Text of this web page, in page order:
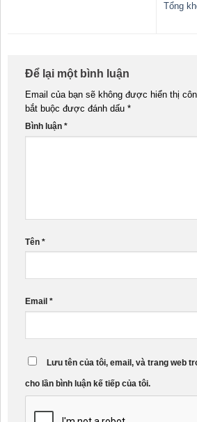
Tổng
Để lại một bình luận
Email của bạn sẽ không được hiển thị
bắt buộc được đánh dấu *
Bình luận *
Tên *
Email *
Lưu tên của tôi, email, và trang web
cho lần bình luận kế tiếp của tôi.